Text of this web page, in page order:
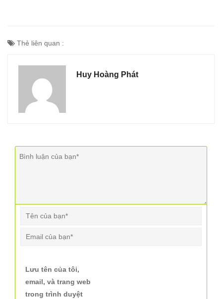
Thẻ liên quan :
Huy Hoàng Phát
Lưu tên của tôi,
email, và trang web
trong trình duyệt